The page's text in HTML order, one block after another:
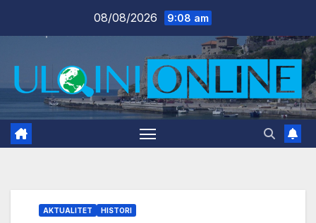
08/08/2026 9:08 am
AKTUALITET HISTORI